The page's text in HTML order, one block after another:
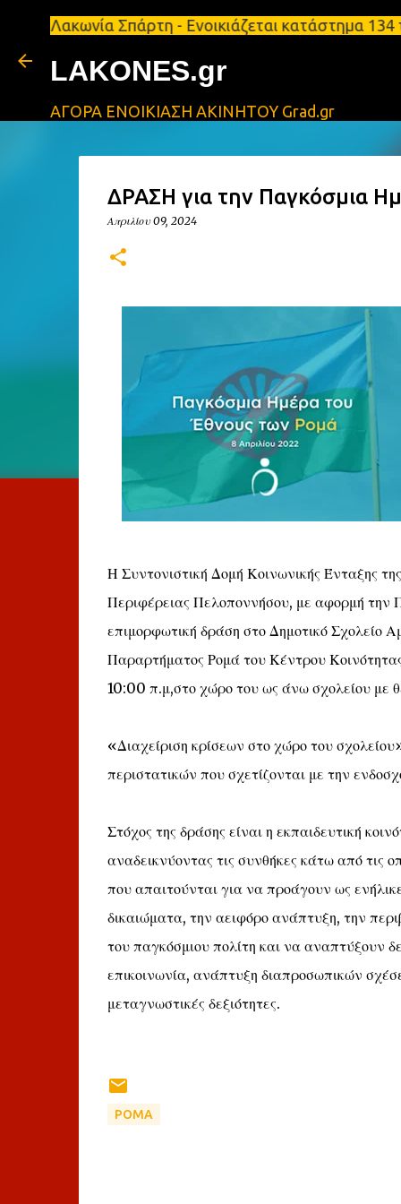
Σπάρτη - Ενοικιάζεται κατάστημα 134
LAKONES.gr
ΑΓΟΡΑ ΕΝΟΙΚΙΑΣΗ ΑΚΙΝΗΤΟΥ Grad.gr
ΔΡΑΣΗ για την Παγκόσμια
Απριλίου 09, 2024
Η Συντονιστική Δομή Κοινωνικής Ένταξης
Περιφέρειας Πελοποννήσου, με αφορμή την
επιμορφωτική δράση στο Δημοτικό Σχολείο
Παραρτήματος Ρομά του Κέντρου
10:00 π.μ,στο χώρο του ως άνω σχολείου με
«Διαχείριση κρίσεων στο χώρο του
περιστατικών που σχετίζονται με την
Στόχος της δράσης είναι η εκπαιδευτική
αναδεικνύοντας τις συνθήκες κάτω από τις
που απαιτούνται για να προάγουν ως
δικαιώματα, την αειφόρο ανάπτυξη, την
του παγκόσμιου πολίτη και να αναπτύξουν
επικοινωνία, ανάπτυξη διαπροσωπικών
μεταγνωστικές δεξιότητες.
ΡΟΜΑ